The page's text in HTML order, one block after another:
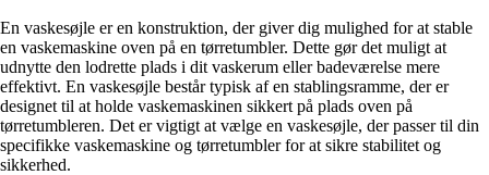
En vaskesøjle er en konstruktion, der giver dig mulighed for at stable
en vaskemaskine oven på en tørretumbler. Dette gør det muligt at
udnytte den lodrette plads i dit vaskerum eller badeværelse mere
effektivt. En vaskesøjle består typisk af en stablingsramme, der er
designet til at holde vaskemaskinen sikkert på plads oven på
tørretumbleren. Det er vigtigt at vælge en vaskesøjle, der passer til din
specifikke vaskemaskine og tørretumbler for at sikre stabilitet og
sikkerhed.